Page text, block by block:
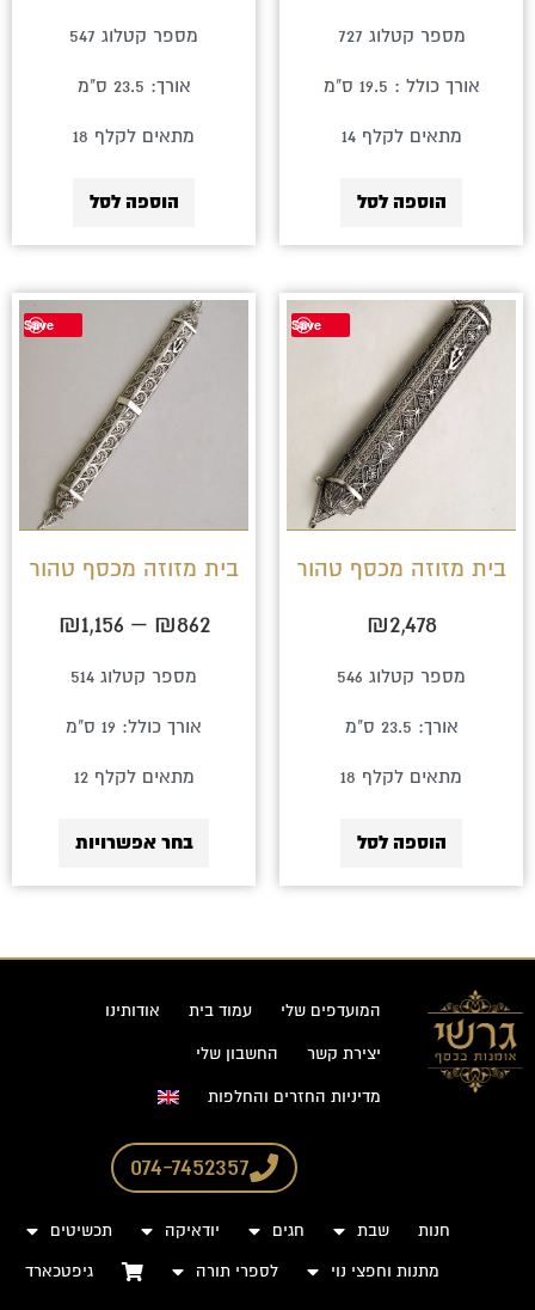
מספר קטלוג 727
אורך כולל : 19.5 ס"מ
מתאים לקלף 14
הוספה לסל
מספר קטלוג 547
אורך: 23.5 ס"מ
מתאים לקלף 18
הוספה לסל
Save
בית מזוזה מכסף טהור
₪2,478
מספר קטלוג 546
אורך: 23.5 ס"מ
מתאים לקלף 18
הוספה לסל
Save
בית מזוזה מכסף טהור
₪862
–
₪1,156
טווח
⁦₪1,156⁩
מספר קטלוג 514
אורך כולל: 19 ס"מ
מתאים לקלף 12
בחר אפשרויות
למוצר
סוגים.
ניתן
המועדפים שלי עמוד בית אודותינו
יצירת קשר החשבון שלי
מדיניות החזרים והחלפות
074-7452357
חנות שבת חגים יודאיקה
תכשיטים
מתנות וחפצי נוי
לספרי תורה גיפטכארד